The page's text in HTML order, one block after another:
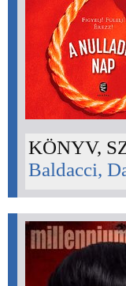
KÖNYV,
Baldacci,